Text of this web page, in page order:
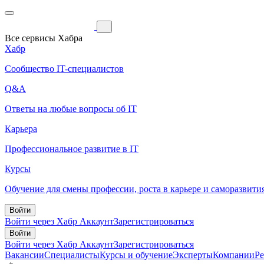
Все сервисы Хабра
Хабр
Сообщество IT-специалистов
Q&A
Ответы на любые вопросы об IT
Карьера
Профессиональное развитие в IT
Курсы
Обучение для смены профессии, роста в карьере и
Войти
Войти через Хабр АккаунтЗарегистрироваться
Войти
Войти через Хабр АккаунтЗарегистрироваться
ВакансииСпециалистыКурсы и обучениеЭкспертыКомпании